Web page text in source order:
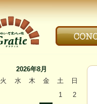
ティエ2026年8月
火 水 木 金 土 日
1
2